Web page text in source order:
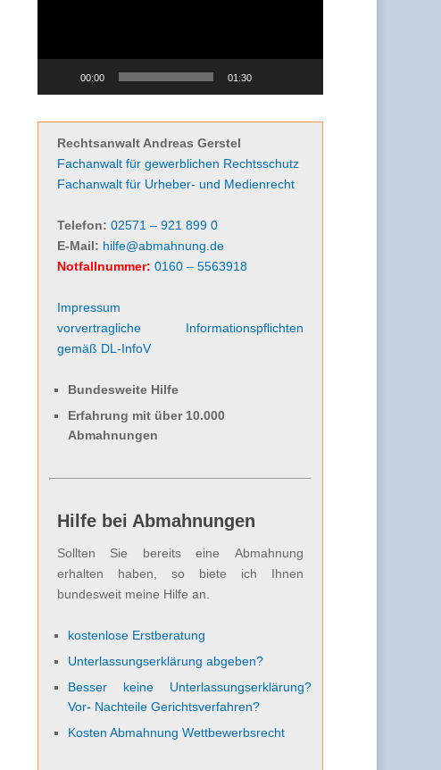
00:00 01:30
Rechtsanwalt Andreas Gerstel
Fachanwalt für gewerblichen Rechtsschutz
Fachanwalt für Urheber- und Medienrecht
Telefon: 02571 – 921 899 0
E-Mail: hilfe@abmahnung.de
Notfallnummer: 0160 – 5563918
Impressum
vorvertragliche Informationspflichten
gemäß DL-InfoV
Bundesweite Hilfe
Erfahrung mit über 10.000
Abmahnungen
Hilfe bei Abmahnungen
Sollten Sie bereits eine Abmahnung
erhalten haben, so biete ich Ihnen
bundesweit meine Hilfe an.
kostenlose Erstberatung
Unterlassungserklärung abgeben?
Besser keine Unterlassungserklärung?
Vor- Nachteile Gerichtsverfahren?
Kosten Abmahnung Wettbewerbsrecht